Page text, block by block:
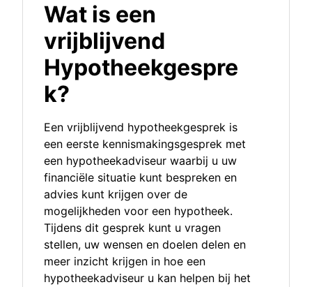
Wat is een
vrijblijvend
Hypotheekgespre
k?
Een vrijblijvend hypotheekgesprek is
een eerste kennismakingsgesprek met
een hypotheekadviseur waarbij u uw
financiële situatie kunt bespreken en
advies kunt krijgen over de
mogelijkheden voor een hypotheek.
Tijdens dit gesprek kunt u vragen
stellen, uw wensen en doelen delen en
meer inzicht krijgen in hoe een
hypotheekadviseur u kan helpen bij het